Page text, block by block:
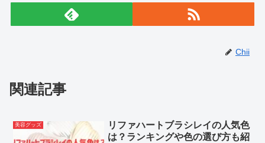
Chii
関連記事
美容グッズ
リファハートブラシレイの人気色
は？ランキングや色の選び方も紹